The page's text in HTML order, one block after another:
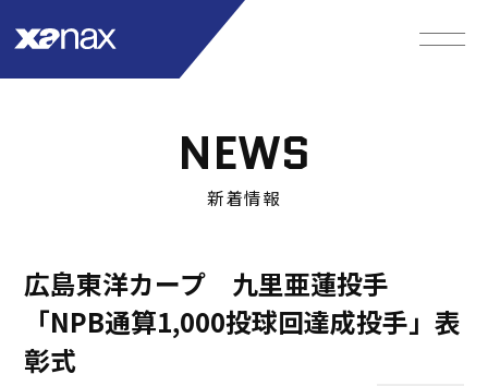
NEWS
新着情報
広島東洋カープ 九里亜蓮投手
「NPB通算1,000投球回達成投手」表
彰式